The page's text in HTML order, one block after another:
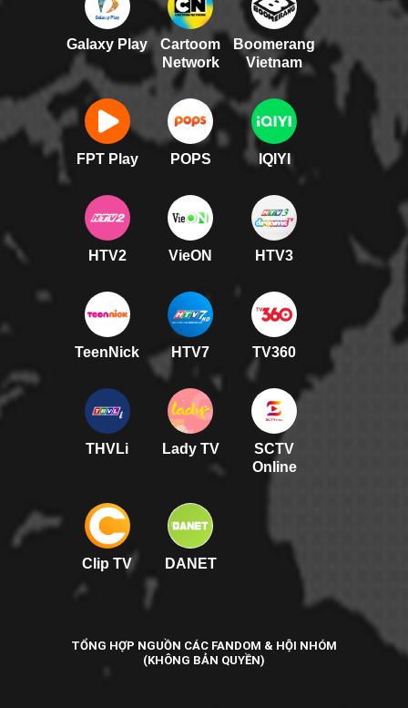
Galaxy Play
Cartoom
Network
Boomerang
Vietnam
FPT Play POPS IQIYI
HTV2 VieON HTV3
TeenNick HTV7 TV360
THVLi Lady TV
SCTV
Online
Clip TV DANET
TỔNG HỢP NGUỒN CÁC FANDOM & HỘI NHÓM
(KHÔNG BẢN QUYỀN)